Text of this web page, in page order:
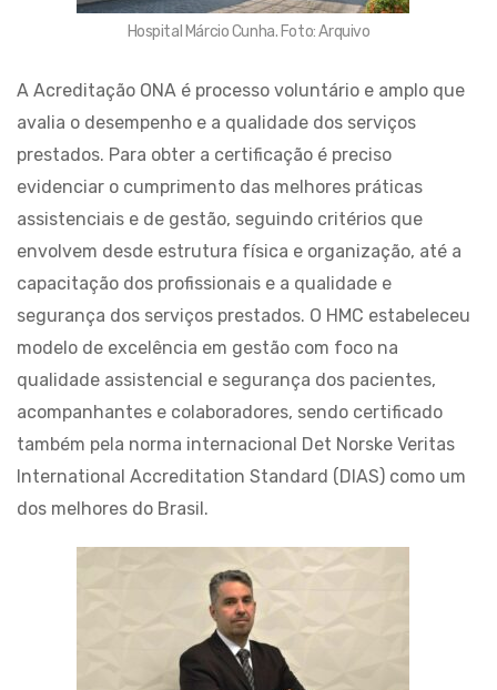
Hospital Márcio Cunha. Foto: Arquivo
A Acreditação ONA é processo voluntário e amplo que
avalia o desempenho e a qualidade dos serviços
prestados. Para obter a certificação é preciso
evidenciar o cumprimento das melhores práticas
assistenciais e de gestão, seguindo critérios que
envolvem desde estrutura física e organização, até a
capacitação dos profissionais e a qualidade e
segurança dos serviços prestados. O HMC estabeleceu
modelo de excelência em gestão com foco na
qualidade assistencial e segurança dos pacientes,
acompanhantes e colaboradores, sendo certificado
também pela norma internacional Det Norske Veritas
International Accreditation Standard (DIAS) como um
dos melhores do Brasil.